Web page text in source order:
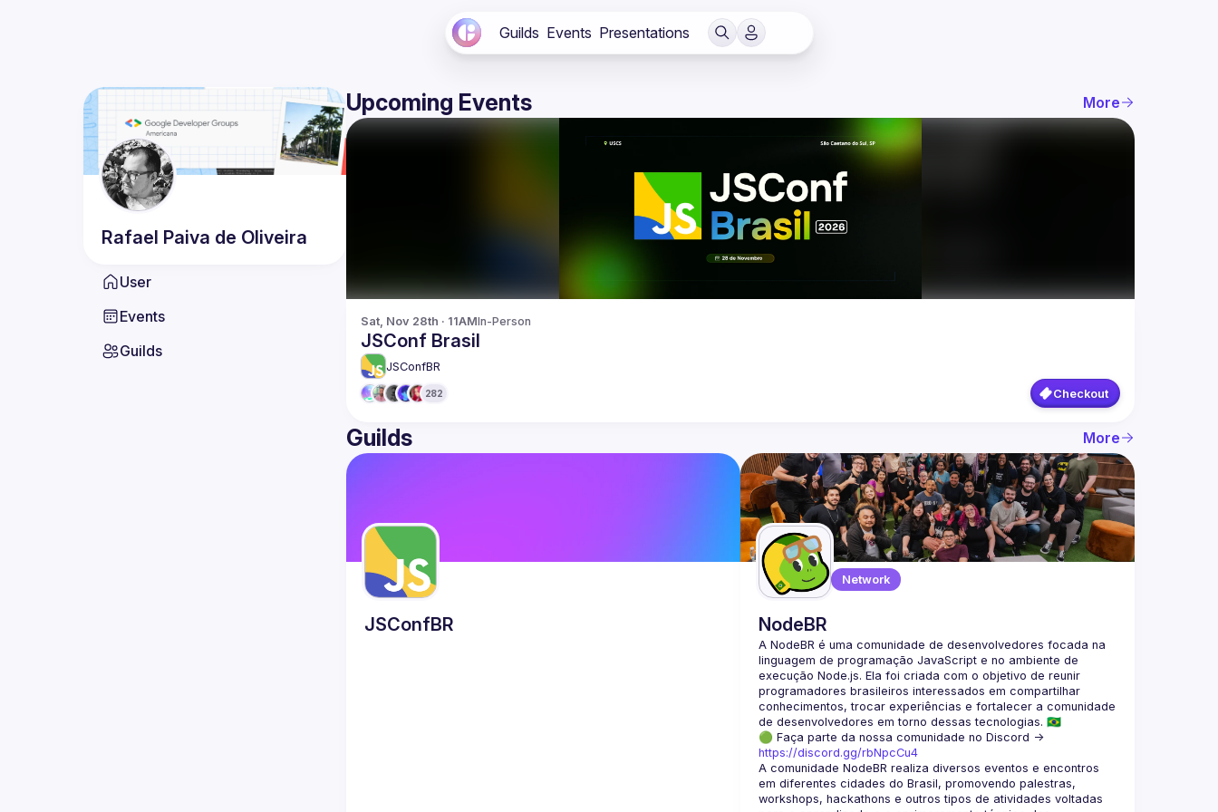
Guilds Events Presentations
Rafael Paiva de Oliveira
User
Events
Guilds
Upcoming Events More
Sat, Nov 28th · 11AMIn-Person
JSConf Brasil
JSConfBR
282 Checkout
Guilds More
JSConfBR
Network
NodeBR
A NodeBR é uma comunidade de desenvolvedores focada na
linguagem de programação JavaScript e no ambiente de
execução Node.js. Ela foi criada com o objetivo de reunir
programadores brasileiros interessados em compartilhar
conhecimentos, trocar experiências e fortalecer a comunidade
🟢 Faça parte da nossa comunidade no Discord ->
https://discord.gg/rbNpcCu4
A comunidade NodeBR realiza diversos eventos e encontros
em diferentes cidades do Brasil, promovendo palestras,
workshops, hackathons e outros tipos de atividades voltadas